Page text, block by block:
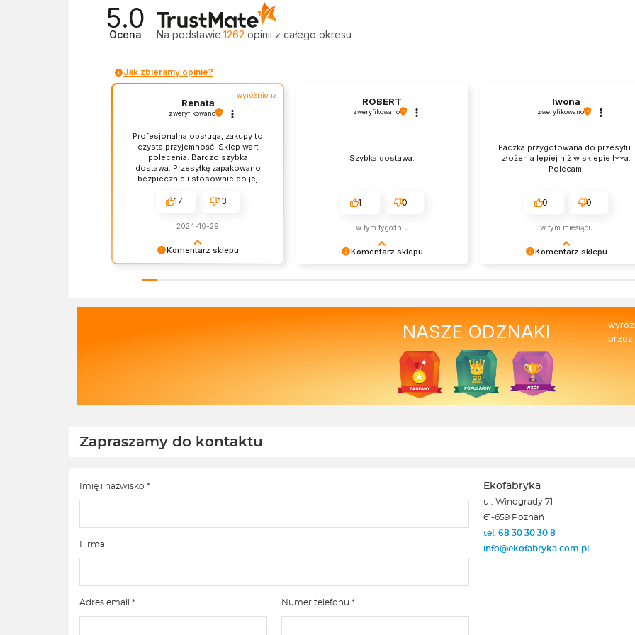
5.0
Ocena Na podstawie 1262 opinii z całego okresu
Jak zbieramy opinie?
Komentarz sklepu
wyróżniona
Renata
zweryfikowano
Profesjonalna obsługa, zakupy to
czysta przyjemność. Sklep wart
polecenia. Bardzo szybka
dostawa. Przesyłkę zapakowano
bezpiecznie i stosownie do jej
jakość produktów - wszystko bez
17 13
2024-10-29
Komentarz sklepu
Ekofabryce. Mamy nadzieję, że do
nas wrócisz :) Pozdrawiamy
ROBERT
zweryfikowano
Szybka dostawa.
1 0
w tym tygodniu
Komentarz sklepu
ofertą. Z pozdrowieniami, Zespół
Ekofabryki
Iwona
zweryfikowano
Paczka przygotowana do przesyłu i
złożenia lepiej niż w sklepie I**a.
Polecam.
0 0
w tym miesiącu
NASZE ODZNAKI
przez
Zapraszamy do kontaktu
Imię i nazwisko *
Firma
Adres email * Numer telefonu *
Ekofabryka
ul. Winogrady 71
61-659 Poznań
tel. 68 30 30 30 8
info@ekofabryka.com.pl